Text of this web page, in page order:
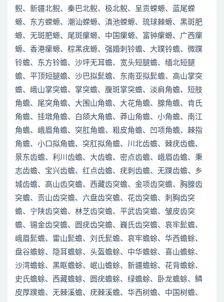
鲵、新疆北鲵、秦巴北鲵、极北鲵、呈贡蝾螈、蓝尾蝾
螈、东方蝾螈、潮汕蝾螈、滇池蝾螈、琉球棘螈、黑斑肥
螈、无斑肥螈、尾斑瘰螈、中国瘰螈、富钟瘰螈、广西瘰
螈、香港瘰螈、棕黑疣螈、强婚刺铃蟾、大蹼铃蟾、微蹼
铃蟾、东方铃蟾、沙坪无耳蟾、宽头短腿蟾、缅北短腿
蟾、平顶短腿蟾、沙巴拟髭蟾、东南亚拟髭蟾、高山掌突
蟾、峨山掌突蟾、掌突蟾、腹斑掌突蟾、淡肩角蟾、短肢
角蟾、尾突角蟾、大围山角蟾、大花角蟾、腺角蟾、肯氏
角蟾、挂墩角蟾、白颌大角蟾、莽山角蟾、小角蟾、南江
角蟾、峨眉角蟾、突肛角蟾、粗皮角蟾、凹项角蟾、棘指
角蟾、小口拟角蟾、突肛拟角蟾、川北齿蟾、棘疣齿蟾、
景东齿蟾、利川齿蟾、大齿蟾、密点齿蟾、峨眉齿蟾、秉
志齿蟾、宝兴齿蟾、红点齿蟾、疣刺齿蟾、无蹼齿蟾、乡
城齿蟾、高山齿突蟾、西藏齿突蟾、金项齿突蟾、胸腺齿
突蟾、贡山齿突蟾、六盘齿突蟾、花齿突蟾、刺胸齿突
蟾、宁陕齿突蟾、林芝齿突蟾、平武齿突蟾、皱皮齿突
蟾、锡金齿突蟾、圆疣齿突蟾、巍氏齿突蟾、哀牢髭蟾、
峨眉髭蟾、雷山髭蟾、刘氏髭蟾、哀牢蟾蜍、华西蟾蜍、
盘谷蟾蜍、隐耳蟾蜍、头盔蟾蜍、中华蟾蜍、喜山蟾蜍、
沙湾蟾蜍、黑眶蟾蜍、岷山蟾蜍、新疆蟾蜍、花背蟾蜍、
史氏蟾蜍、西藏蟾蜍、圆疣蟾蜍、绿蟾蜍、卧龙蟾蜍、鳞
皮厚蹼蟾、无棘溪蟾、疣棘溪蟾、华西树蟾、中国树蟾、